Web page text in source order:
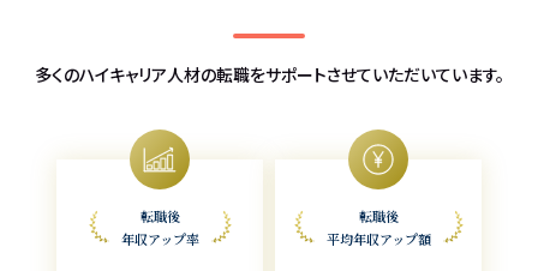
多くのハイキャリア人材の転職をサポートさせていただいています。
転職後
年収アップ率
転職後
平均年収アップ額